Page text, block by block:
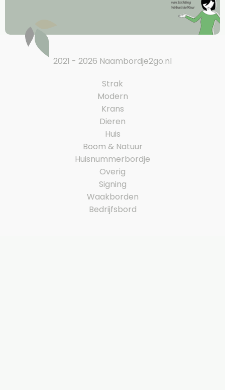
2021 - 2026 Naambordje2go.nl
Strak
Modern
Krans
Dieren
Huis
Boom & Natuur
Huisnummerbordje
Overig
Signing
Waakborden
Bedrijfsbord